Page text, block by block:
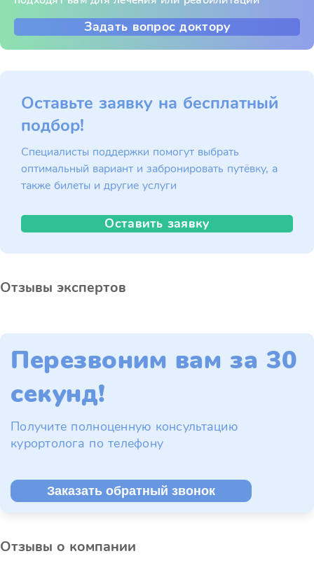
Задать вопрос доктору
Оставьте заявку на бесплатный
подбор!
Специалисты поддержки помогут выбрать
оптимальный вариант и забронировать путёвку, а
также билеты и другие услуги
Оставить заявку
Отзывы экспертов
Перезвоним вам за 30
секунд!
Получите полноценную консультацию
курортолога по телефону
Заказать обратный звонок
Отзывы о компании